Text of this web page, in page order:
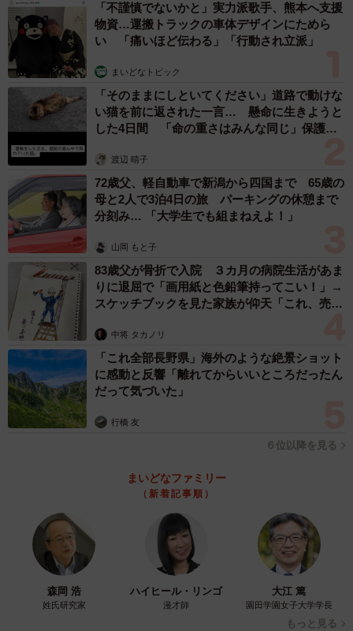
「不謹慎でないかと」実力派歌手、熊本へ支援
物資…運搬トラックの車体デザインにためら
い 「痛いほど伝わる」「行動され立派」
まいどなトピック
「そのままにしといてください」道路で動けな
い猫を前に返された一言… 懸命に生きようと
した4日間 「命の重さはみんな同じ」保護団
渡辺 晴子
72歳父、軽自動車で新潟から四国まで 65歳の
母と2人で3泊4日の旅 パーキングの休憩まで
分刻み… 「大学生でも組まねえよ！」
山岡 もと子
83歳父が骨折で入院 ３カ月の病院生活があま
りに退屈で「画用紙と色鉛筆持ってこい！」→
スケッチブックを見た家族が仰天「これ、売れ
中将 タカノリ
「これ全部長野県」海外のような絶景ショット
に感動と反響「離れてからいいところだったん
だって気づいた」
行橋 友
６位以降を見る
まいどなファミリー
（新着記事順）
森岡 浩
姓氏研究家
ハイヒール・リンゴ
漫才師
大江 篤
園田学園女子大学学長
もっと見る